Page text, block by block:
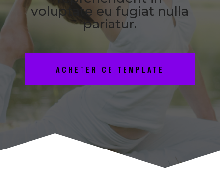
voluptate eu fugiat nulla
pariatur.
ACHETER CE TEMPLATE